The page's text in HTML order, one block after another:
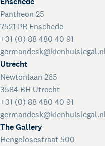
Pantheon 25
7521 PR Enschede
+31 (0) 88 480 40 91
Utrecht
Newtonlaan 265
3584 BH Utrecht
+31 (0) 88 480 40 91
The Gallery
Hengelosestraat 500